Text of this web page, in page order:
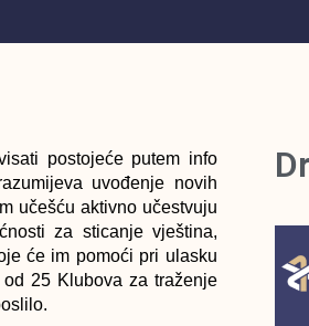
postojeće putem info
uvođenje novih
učešću aktivno učestvuju
za sticanje vještina,
će im pomoći pri ulasku
25 Klubova za traženje